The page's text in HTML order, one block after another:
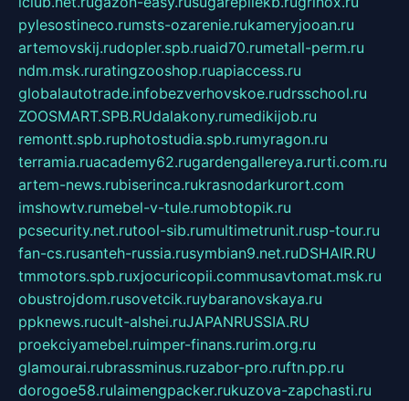
pylesostineco.rumsts-ozarenie.rukameryjooan.ru
artemovskij.rudopler.spb.ruaid70.rumetall-perm.ru
ndm.msk.ruratingzooshop.ruapiaccess.ru
globalautotrade.infobezverhovskoe.rudrsschool.ru
ZOOSMART.SPB.RUdalakony.rumedikijob.ru
remontt.spb.ruphotostudia.spb.rumyragon.ru
terramia.ruacademy62.rugardengallereya.rurti.com.ru
artem-news.rubiserinca.rukrasnodarkurort.com
imshowtv.rumebel-v-tule.rumobtopik.ru
pcsecurity.net.rutool-sib.rumultimetrunit.rusp-tour.ru
fan-cs.rusanteh-russia.rusymbian9.net.ruDSHAIR.RU
tmmotors.spb.ruxjocuricopii.commusavtomat.msk.ru
obustrojdom.rusovetcik.ruybaranovskaya.ru
ppknews.rucult-alshei.ruJAPANRUSSIA.RU
proekciyamebel.ruimper-finans.rurim.org.ru
glamourai.rubrassminus.ruzabor-pro.ruftn.pp.ru
dorogoe58.rulaimengpacker.rukuzova-zapchasti.ru